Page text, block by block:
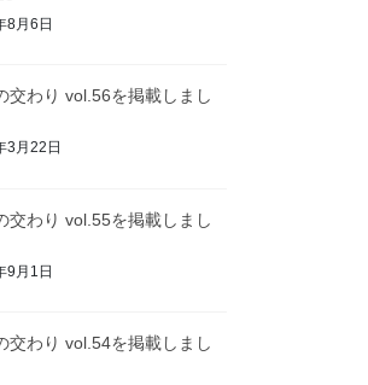
8月6日
交わり vol.56を掲載しまし
3月22日
交わり vol.55を掲載しまし
9月1日
交わり vol.54を掲載しまし